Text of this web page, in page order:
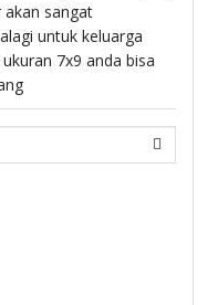
akan sangat
untuk keluarga
7x9 anda bisa